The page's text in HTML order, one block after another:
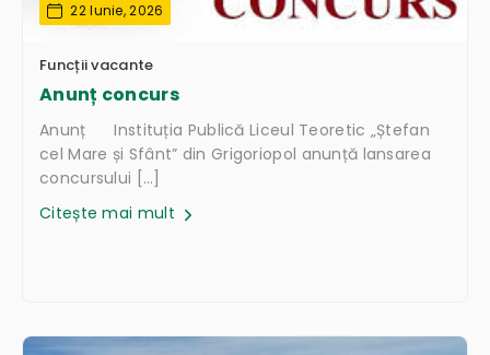
22 Iunie, 2026
Funcții vacante
Anunț concurs
Anunț Instituția Publică Liceul Teoretic „Ștefan
cel Mare și Sfânt” din Grigoriopol anunță lansarea
concursului […]
Citește mai mult